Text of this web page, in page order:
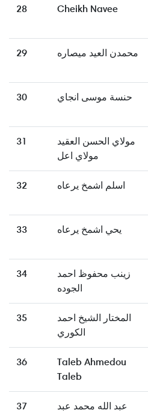
28 Cheikh Navee
29 محمدن العيد ميصاره
30 حنسة موسى انجاي
31
مولاي الحسن العقيد
مولاي اعل
32 اسلم اشمخ يرعاه
33 يحي اشمخ يرعاه
34
زينب محفوظ احمد
الجوده
35
المختار الشيخ احمد
الكوري
36
Taleb Ahmedou
Taleb
37
عبد الله محمد عبد